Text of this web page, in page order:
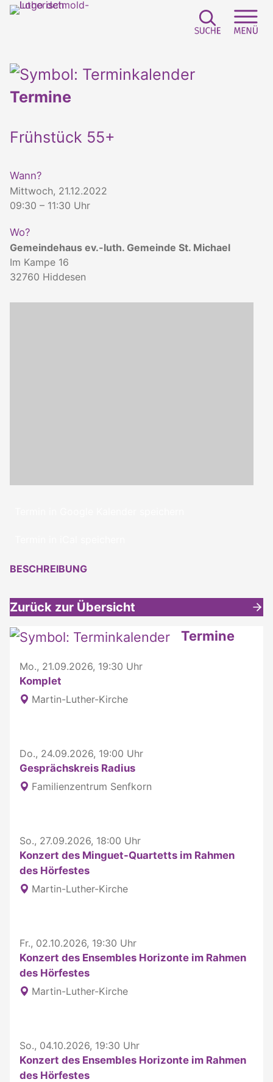
Termine
Frühstück 55+
Wann?
Mittwoch, 21.12.2022
09:30 – 11:30 Uhr
Wo?
Gemeindehaus ev.-luth. Gemeinde St. Michael
Im Kampe 16
32760 Hiddesen
BESCHREIBUNG
Zurück zur Übersicht
Weitere interessante Inhalte Termine
Mo., 21.09.2026, 19:30 Uhr
Komplet
Martin-Luther-Kirche
Do., 24.09.2026, 19:00 Uhr
Gesprächskreis Radius
Familienzentrum Senfkorn
So., 27.09.2026, 18:00 Uhr
Konzert des Minguet-Quartetts im Rahmen
des Hörfestes
Martin-Luther-Kirche
Fr., 02.10.2026, 19:30 Uhr
Konzert des Ensembles Horizonte im Rahmen
des Hörfestes
Martin-Luther-Kirche
So., 04.10.2026, 19:30 Uhr
Konzert des Ensembles Horizonte im Rahmen
des Hörfestes